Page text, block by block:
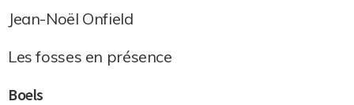
Jean-Noël Onfield
Les fosses en présence
Boels